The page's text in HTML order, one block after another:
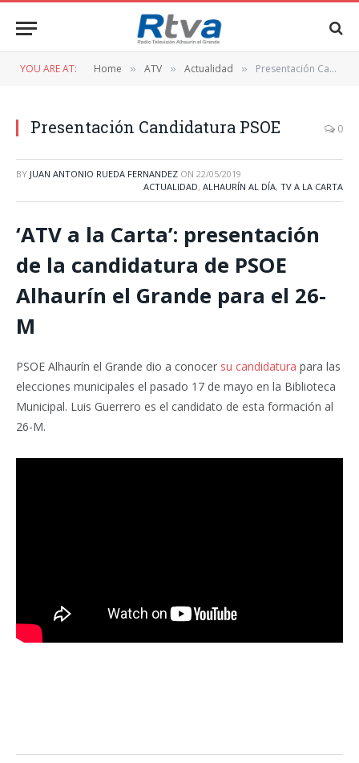
YOU ARE AT: Home » ATV » Actualidad » Presentación Candidatura PSOE
Presentación Candidatura PSOE 0
BY JUAN ANTONIO RUEDA FERNANDEZ ON 22/05/2019
ACTUALIDAD, ALHAURÍN AL DÍA, TV A LA CARTA
‘ATV a la Carta’: presentación
de la candidatura de PSOE
Alhaurín el Grande para el 26-
M
PSOE Alhaurín el Grande dio a conocer su candidatura para las
elecciones municipales el pasado 17 de mayo en la Biblioteca
Municipal. Luis Guerrero es el candidato de esta formación al
26-M.